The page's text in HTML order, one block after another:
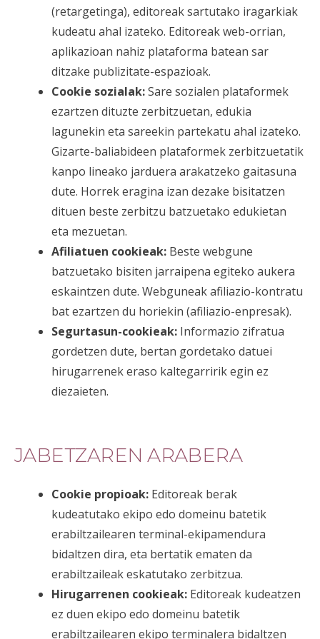
(retargetinga), editoreak sartutako iragarkiak
kudeatu ahal izateko. Editoreak web-orrian,
aplikazioan nahiz plataforma batean sar
ditzake publizitate-espazioak.
Cookie sozialak:Sare sozialen plataformek
ezartzen dituzte zerbitzuetan, edukia
lagunekin eta sareekin partekatu ahal izateko.
Gizarte-baliabideen plataformek zerbitzuetatik
kanpo lineako jarduera arakatzeko gaitasuna
dute. Horrek eragina izan dezake bisitatzen
dituen beste zerbitzu batzuetako edukietan
eta mezuetan.
Afiliatuen cookieak: Beste webgune
batzuetako bisiten jarraipena egiteko aukera
eskaintzen dute. Webguneak afiliazio-kontratu
bat ezartzen du horiekin (afiliazio-enpresak).
Segurtasun-cookieak: Informazio zifratua
gordetzen dute, bertan gordetako datuei
hirugarrenek eraso kaltegarririk egin ez
diezaieten.
JABETZAREN ARABERA
Cookie propioak: Editoreak berak
kudeatutako ekipo edo domeinu batetik
erabiltzailearen terminal-ekipamendura
bidaltzen dira, eta bertatik ematen da
erabiltzaileak eskatutako zerbitzua.
Hirugarrenen cookieak: Editoreak kudeatzen
ez duen ekipo edo domeinu batetik
erabiltzailearen ekipo terminalera bidaltzen